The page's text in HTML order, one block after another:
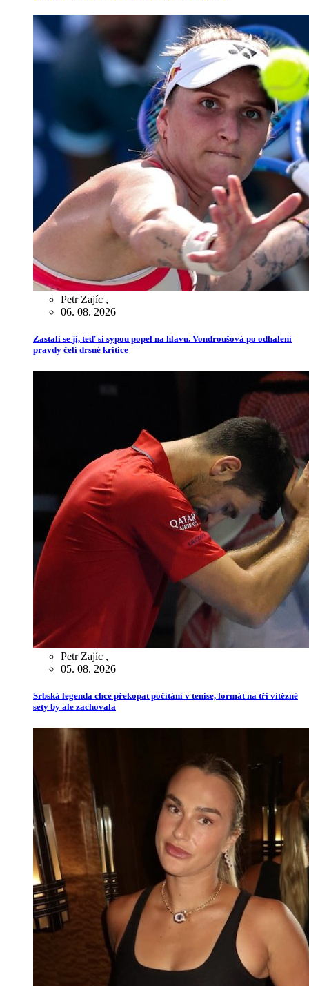
Petr Zajíc ,
06. 08. 2026
Zastali se jí, teď si sypou popel na hlavu. Vondroušová po odhalení
pravdy čelí drsné kritice
Petr Zajíc ,
05. 08. 2026
Srbská legenda chce překopat počítání v tenise, formát na tři vítězné
sety by ale zachovala